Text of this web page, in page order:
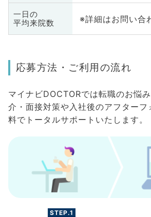
一日の
平均来院数
※詳細はお問い合
応募方法・ご利用の流れ
マイナビDOCTORでは転職のお悩
介・面接対策や入社後のアフターフ
料でトータルサポートいたします。
STEP.1